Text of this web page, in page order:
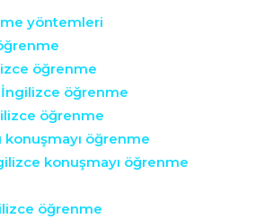
yöntemleri
öğrenme
öğrenme
öğrenme
konuşmayı öğrenme
konuşmayı öğrenme
öğrenme